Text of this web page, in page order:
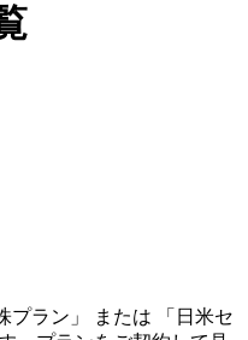
プラン 」 または 「 日米セ